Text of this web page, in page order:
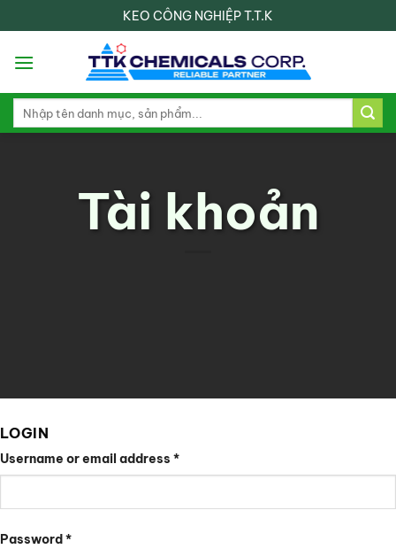
to
content
KEO CÔNG NGHIỆP T.T.K
Tài khoản
LOGIN
Username or email address *
Password*